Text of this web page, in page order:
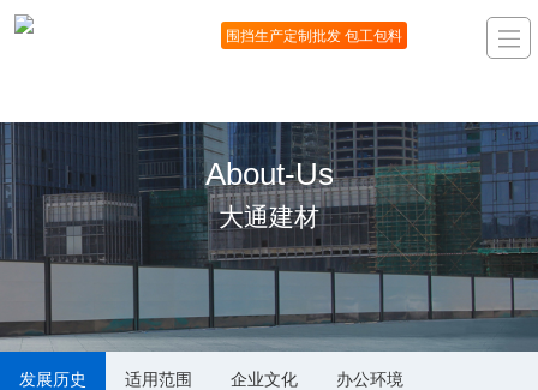
围挡生产定制批发 包工包料
About-Us
大通建材
发展历史 适用范围 企业文化 办公环境